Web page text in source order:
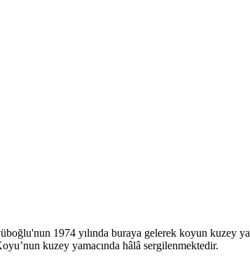
1974 yılında buraya gelerek koyun kuzey
kuzey yamacında hâlâ sergilenmektedir.